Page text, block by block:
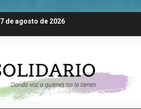
7 de agosto de 2026